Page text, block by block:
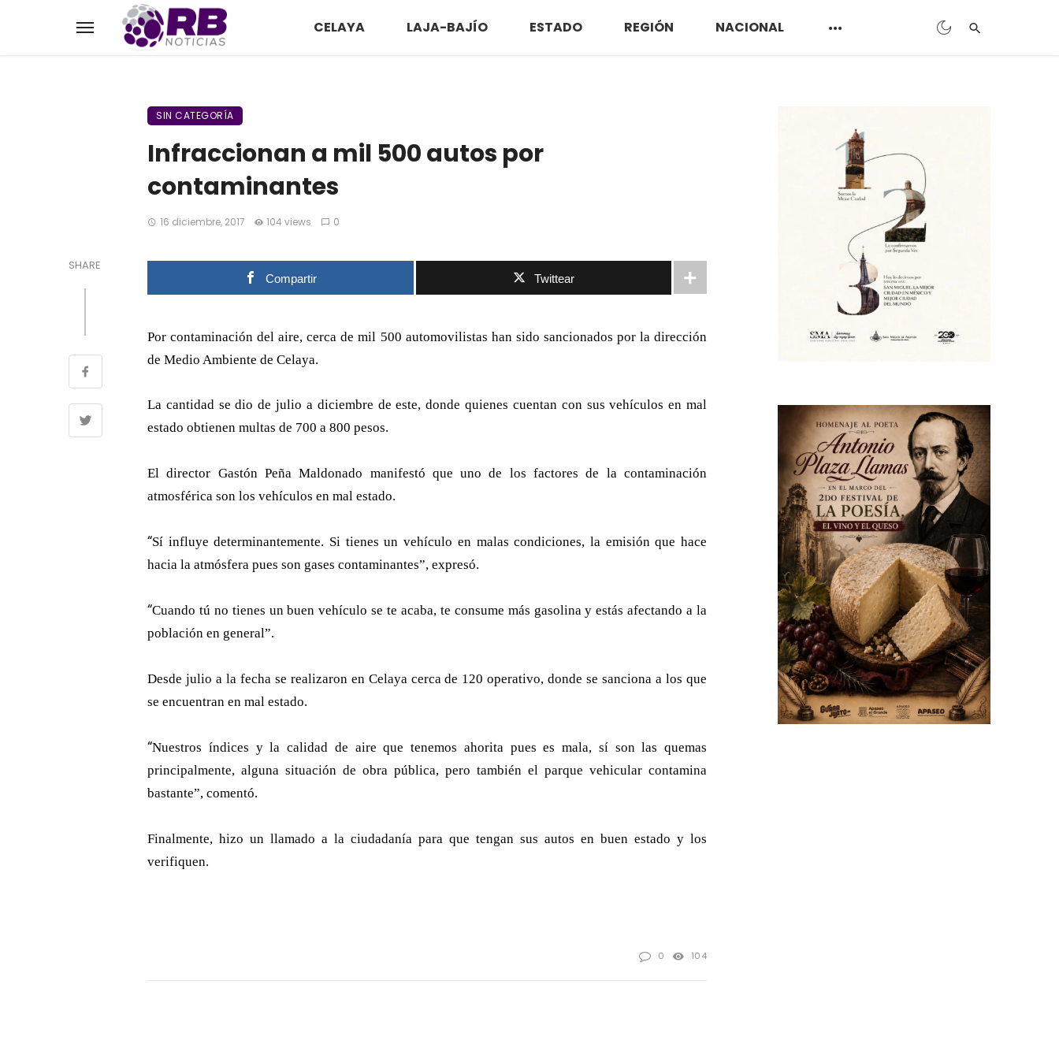
CELAYA LAJA-BAJÍO ESTADO REGIÓN NACIONAL
SIN CATEGORÍA
Infraccionan a mil 500 autos por
contaminantes
16 diciembre, 2017 104 views 0
SHARE
Compartir Twittear
Por contaminación del aire, cerca de mil 500 automovilistas han sido sancionados por la dirección
de Medio Ambiente de Celaya.
La cantidad se dio de julio a diciembre de este, donde quienes cuentan con sus vehículos en mal
estado obtienen multas de 700 a 800 pesos.
El director Gastón Peña Maldonado manifestó que uno de los factores de la contaminación
atmosférica son los vehículos en mal estado.
“Sí influye determinantemente. Si tienes un vehículo en malas condiciones, la emisión que hace
hacia la atmósfera pues son gases contaminantes”, expresó.
“Cuando tú no tienes un buen vehículo se te acaba, te consume más gasolina y estás afectando a la
población en general”.
Desde julio a la fecha se realizaron en Celaya cerca de 120 operativo, donde se sanciona a los que
se encuentran en mal estado.
“Nuestros índices y la calidad de aire que tenemos ahorita pues es mala, sí son las quemas
principalmente, alguna situación de obra pública, pero también el parque vehicular contamina
bastante”, comentó.
Finalmente, hizo un llamado a la ciudadanía para que tengan sus autos en buen estado y los
verifiquen.
0 104